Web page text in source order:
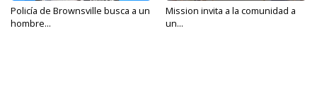
Policía de Brownsville busca a un
hombre...
Mission invita a la comunidad a
un...